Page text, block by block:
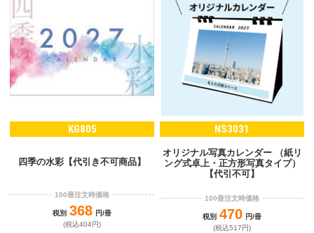
KG805
四季の水彩【代引き不可商品】
100冊注文時価格
税別 368 円/冊
(税込404円)
NS3031
オリジナル写真カレンダー （紙リ
ング式卓上・正方形写真タイプ）
【代引不可】
100冊注文時価格
税別 470 円/冊
(税込517円)